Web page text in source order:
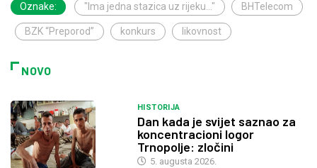
Oznake: "Ima jedna stazica uz rijeku..." BHTelecom
BZK “Preporod” konkurs likovnost
NOVO
HISTORIJA
Dan kada je svijet saznao za
koncentracioni logor
Trnopolje: zločini
5. augusta 2026.